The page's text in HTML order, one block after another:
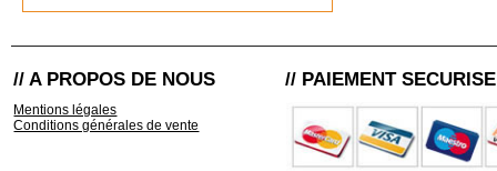
// A PROPOS DE NOUS
Mentions légales
Conditions générales de vente
// PAIEMENT SECURISE